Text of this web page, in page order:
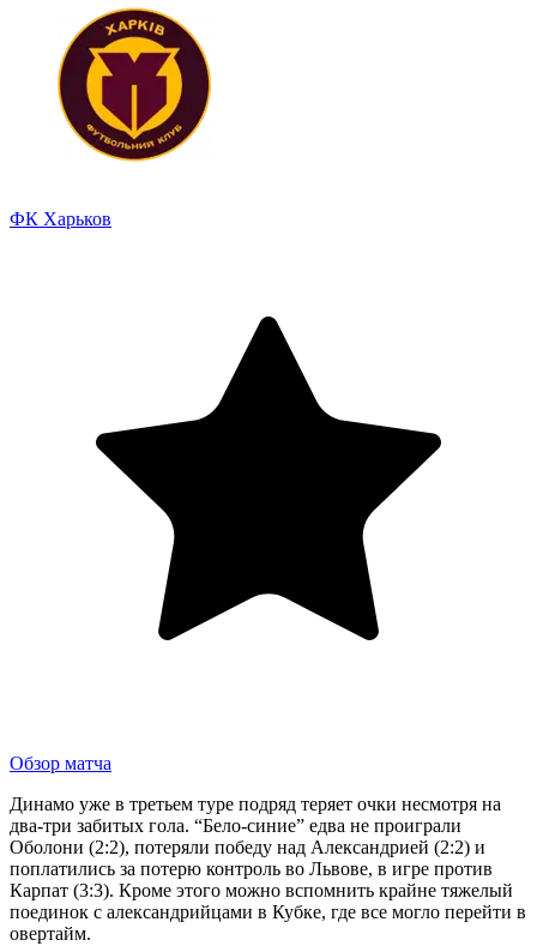
ФК Харьков
Обзор матча
Динамо уже в третьем туре подряд теряет очки несмотря на
два-три забитых гола. “Бело-синие” едва не проиграли
Оболони (2:2), потеряли победу над Александрией (2:2) и
поплатились за потерю контроль во Львове, в игре против
Карпат (3:3). Кроме этого можно вспомнить крайне тяжелый
поединок с александрийцами в Кубке, где все могло перейти в
овертайм.